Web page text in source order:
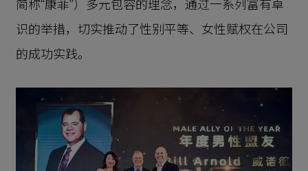
简称“康菲”）多元包容的理念，通过一系列富有卓
识的举措，切实推动了性别平等、女性赋权在公司
的成功实践。